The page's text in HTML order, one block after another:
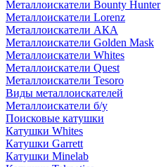
Металлоискатели Bounty Hunter
Металлоискатели Lorenz
Металлоискатели АКА
Металлоискатели Golden Mask
Металлоискатели Whites
Металлоискатели Quest
Металлоискатели Tesoro
Виды металлоискателей
Металлоискатели б/у
Поисковые катушки
Катушки Whites
Катушки Garrett
Катушки Minelab